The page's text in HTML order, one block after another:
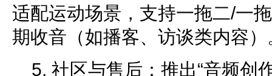
适配运动场景，支持一拖二/一
期收音（如播客、访谈类内容）
5. 社区与售后：推出“音频创